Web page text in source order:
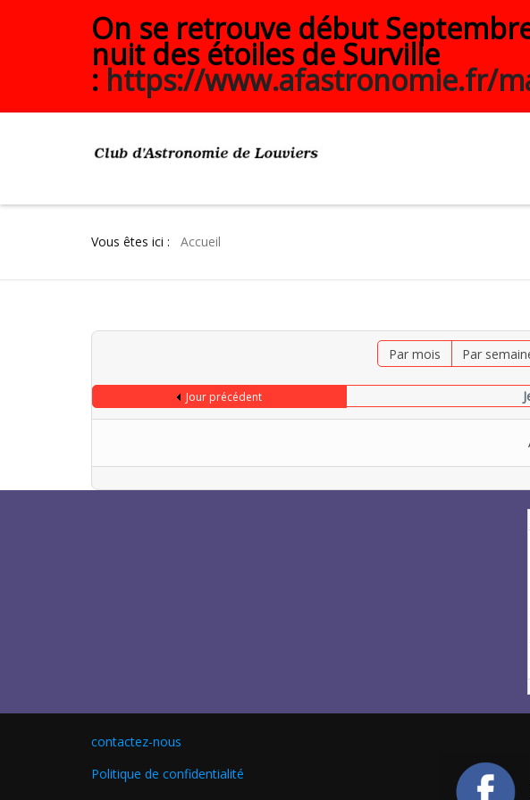
On se retrouve début
nuit des étoiles de Surville
: https://www.afastronomie.fr/
Vous êtes ici : Accueil
Par mois Par
Jour précédent
contactez-nous
Politique de confidentialité